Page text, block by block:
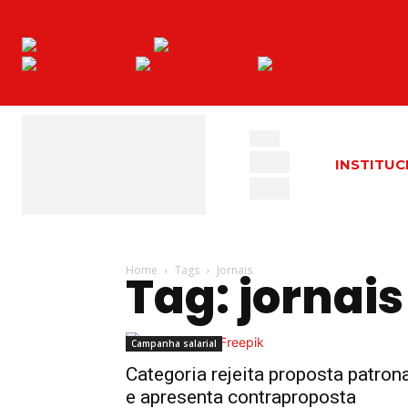
Home Tags Jornais
Tag: jornais
Categoria rejeita proposta patronal e
rejeita
proposta
Campanha salarial
Categoria rejeita proposta
e apresenta contraproposta